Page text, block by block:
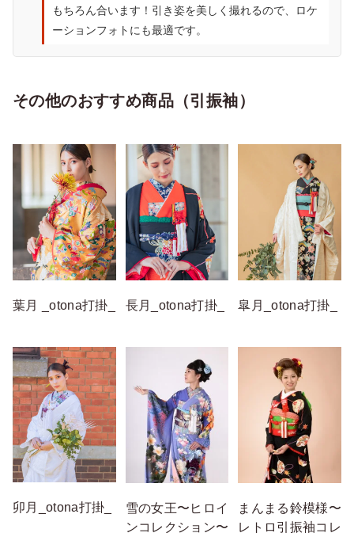
もちろん合います！引き姿を美しく撮れるので、ロケ
ーションフォトにも最適です。
その他のおすすめ商品（引振袖）
葉月 _otona打掛_ 長月_otona打掛_ 皐月_otona打掛_
卯月_otona打掛_
雪の女王〜ヒロイ
ンコレクション〜
まんまる鈴模様〜
レトロ引振袖コレ